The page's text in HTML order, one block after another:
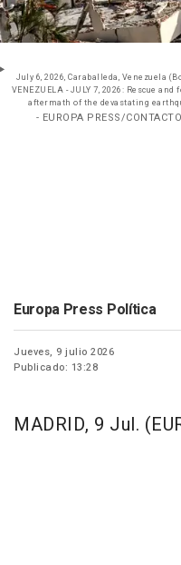
July 6, 2026, Caraballeda, Venezuela
VENEZUELA - JULY 7, 2026: Rescue
aftermath of the devastating
- EUROPA PRESS/
Europa Press Política
Jueves, 9 julio 2026
Publicado: 13:28
MADRID, 9 Jul.